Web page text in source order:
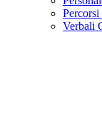
Verbali